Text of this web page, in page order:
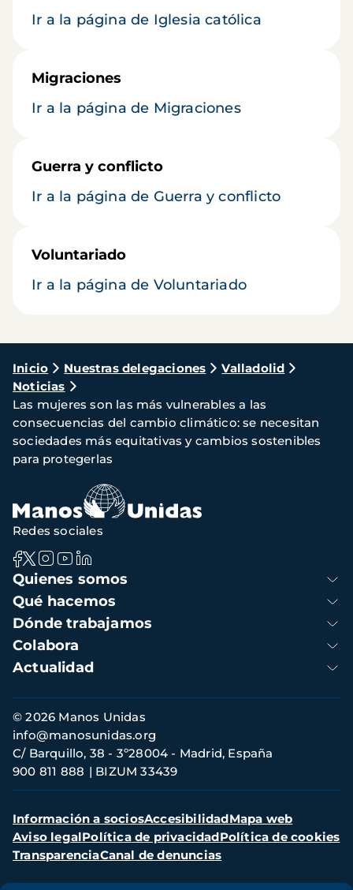
Ir a la página de Iglesia católica
Migraciones
Ir a la página de Migraciones
Guerra y conflicto
Ir a la página de Guerra y conflicto
Voluntariado
Ir a la página de Voluntariado
Ruta
de
navegación
Inicio Nuestras delegaciones
Valladolid
Noticias
Las mujeres son las más vulnerables a las
consecuencias del cambio climático: se necesitan
sociedades más equitativas y cambios sostenibles
para protegerlas
Navegación
principal
Quienes somos
Qué hacemos
Dónde trabajamos
Colabora
Actualidad
Redes sociales
Información
de
contacto
© 2026 Manos Unidas
C/ Barquillo, 38 - 3º28004 - Madrid, España
900 811 888
BIZUM 33439
info@manosunidas.org
Menú
secundario
Información a sociosAccesibilidadMapa web
Aviso legalPolítica de privacidadPolítica de cookies
TransparenciaCanal de denuncias